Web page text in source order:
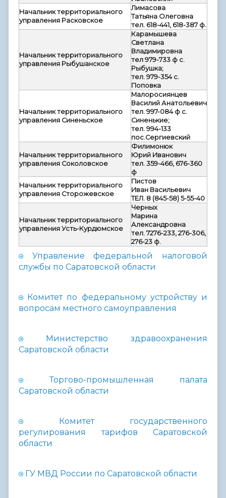
Начальник территориального
управления Расковское
Лимасова
Татьяна Олеговна
тел. 618-441, 618-387 ф.
Начальник территориального
управления Рыбушанское
Карамышева
Светлана
Владимировна
тел 979-733 ф с.
Рыбушка;
тел. 979-354 с.
Поповка
Начальник территориального
управления Синеньское
Малоросиянцев
Василий Анатольевич
тел. 997-084 ф с.
Синенькие;
тел. 994-133
пос.Сергиевский
Начальник территориального
управления Соколовское
Филимонюк
Юрий Иванович
тел. 359-466, 676-360
ф
Начальник территориального
управления Сторожевское
Пистов
Иван Васильевич
ТЕЛ. 8 (845-58) 5-55-40
Начальник территориального
управления Усть-Курдюмское
Черных
Марина
Александровна
тел. 7276-233, 276-306,
276-23 ф.
Управление федеральной налоговой
службы по Саратовской области
Комитет по федеральному устройству и
вопросам местного самоуправления
Министерство здравоохранения
Саратовской области
Торгово-промышленная палата
Саратовской области
Комитет государственного
регулирования тарифов Саратовской
области
ГУ МВД России по Саратовской области